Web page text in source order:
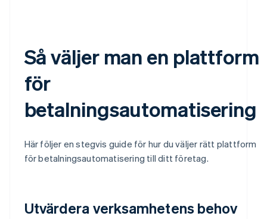
Så väljer man en plattform
för
betalningsautomatisering
Här följer en stegvis guide för hur du väljer rätt plattform
för betalningsautomatisering till ditt företag.
Utvärdera verksamhetens behov